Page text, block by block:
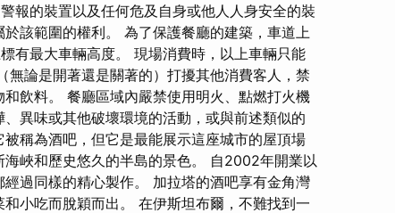
報的裝置以及任何危及自身或他人人身安全的裝
該範圍的權利。 為了保護餐廳的建築，車道上
有最大車輛高度。 現場消費時，以上車輛只能
無論是開著還是關著的）打擾其他消費客人，禁
飲料。 餐廳區域內嚴禁使用明火、點燃打火機
異味或其他破壞環境的活動，或與前述類似的
稱為酒吧，但它是最能展示這座城市的屋頂場
峽和歷史悠久的半島的景色。 自2002年開業以
過同樣的精心製作。 加拉塔的酒吧享有金角灣
小吃而脫穎而出。 在伊斯坦布爾，不難找到一